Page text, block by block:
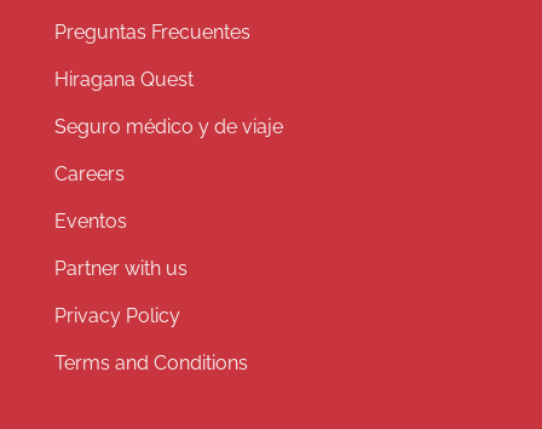
Preguntas Frecuentes
Hiragana Quest
Seguro médico y de viaje
Careers
Eventos
Partner with us
Privacy Policy
Terms and Conditions